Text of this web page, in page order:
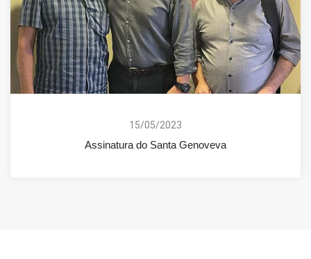
15/05/2023
Assinatura do Santa Genoveva